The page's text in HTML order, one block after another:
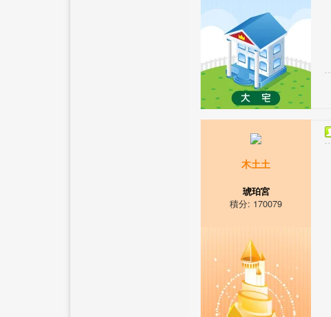
木土土
琥珀宮
積分: 170079